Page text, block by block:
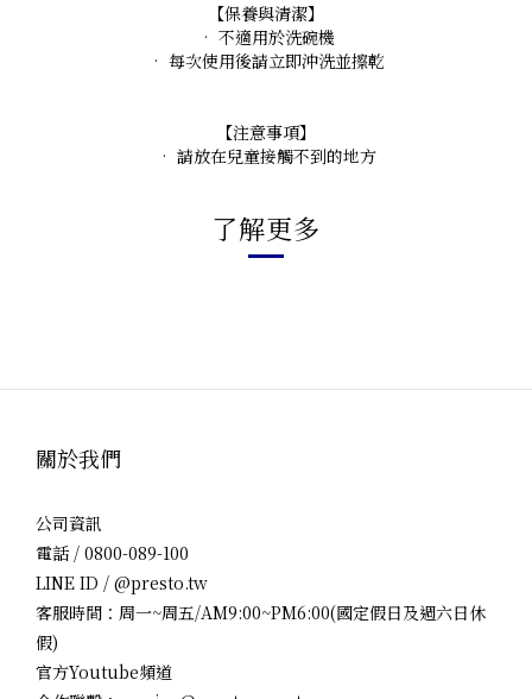
【保養與清潔】
• 不適用於洗碗機
• 每次使用後請立即沖洗並擦乾
【注意事項】
• 請放在兒童接觸不到的地方
了解更多
關於我們
公司資訊
電話 / 0800-089-100
LINE ID / @presto.tw
客服時間：周一~周五/AM9:00~PM6:00(國定假日及週六日休
假)
官方Youtube頻道